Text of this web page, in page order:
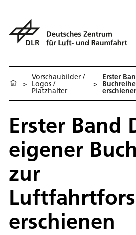
>
Vorschaubilder /
Logos /
Platzhalter
>
Erster
Erster Band
eigener
zur
erschienen